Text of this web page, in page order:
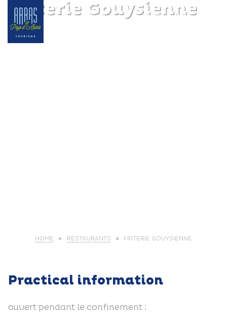
Friterie Gouysienne
HOME RESTAURANTS FRITERIE GOUYSIENNE
Practical information
ouvert pendant le confinement :